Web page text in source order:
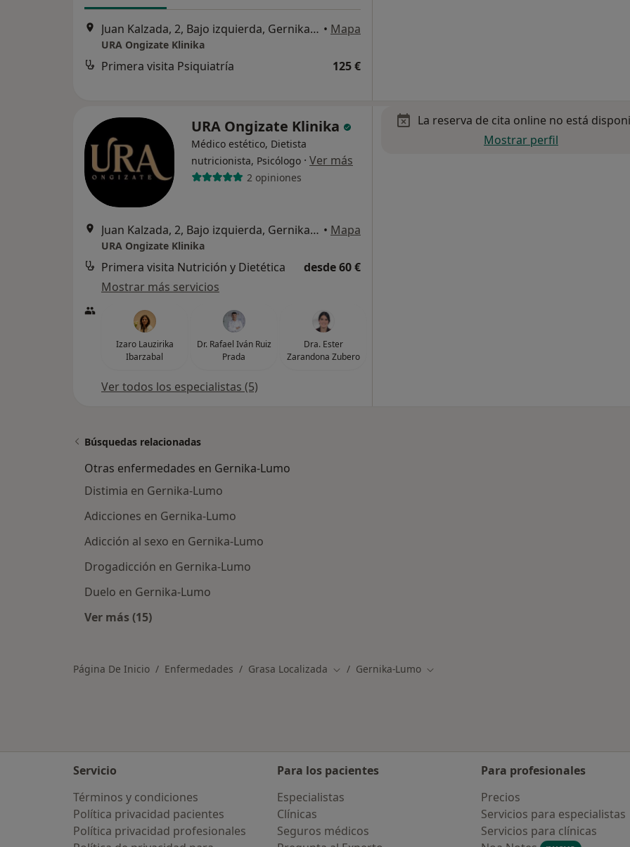
Juan Kalzada, 2, Bajo izquierda, Gernika-Lumo • Mapa
URA Ongizate Klinika
Primera visita Psiquiatría 125 €
URA Ongizate Klinika
Médico estético, Dietista
nutricionista, Psicólogo · Ver más
2 opiniones
Juan Kalzada, 2, Bajo izquierda, Gernika-Lumo • Mapa
URA Ongizate Klinika
Primera visita Nutrición y Dietética
desde 60 €
Mostrar más servicios
Izaro Lauzirika
Ibarzabal
Dr. Rafael Iván Ruiz
Prada
Dra. Ester
Zarandona Zubero
Ver todos los especialistas (5)
La reserva de cita online no está
Mostrar perfil
Búsquedas relacionadas
Otras enfermedades en Gernika-Lumo
Distimia en Gernika-Lumo
Adicciones en Gernika-Lumo
Adicción al sexo en Gernika-Lumo
Drogadicción en Gernika-Lumo
Duelo en Gernika-Lumo
Ver más (15)
Página De Inicio Enfermedades Grasa Localizada Cambiar de ciudad
Gernika-Lumo Cambiar de ciudad
Servicio
Términos y condiciones
Política privacidad pacientes
Política privacidad profesionales
Para los pacientes
Especialistas
Clínicas
Seguros médicos
Para profesionales
Precios
Servicios para especialistas
Servicios para clínicas